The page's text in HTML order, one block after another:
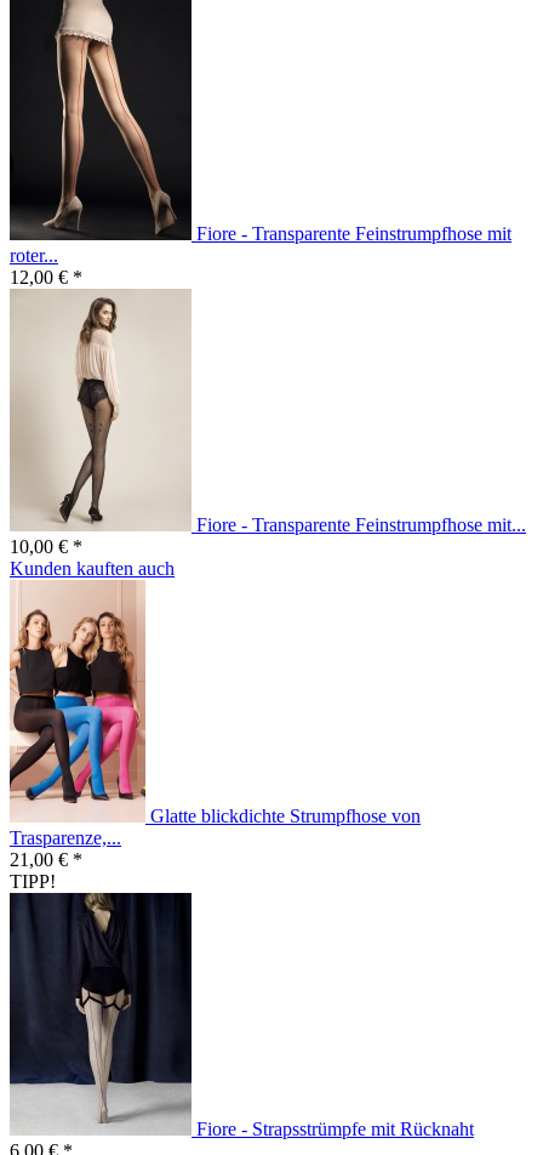
Fiore - Transparente Feinstrumpfhose mit
roter...
12,00 € *
Fiore - Transparente Feinstrumpfhose mit...
10,00 € *
Kunden kauften auch
Glatte blickdichte Strumpfhose von
Trasparenze,...
21,00 € *
TIPP!
Fiore - Strapsstrümpfe mit Rücknaht
6,00 € *